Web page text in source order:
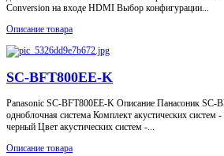
Conversion на входе HDMI Выбор конфигурации...
Описание товара
SC-BFT800EE-K
Panasonic SC-BFT800EE-K Описание Панасоник SC-
одноблочная система Комплект акустических систем
черный Цвет акустических систем -...
Описание товара